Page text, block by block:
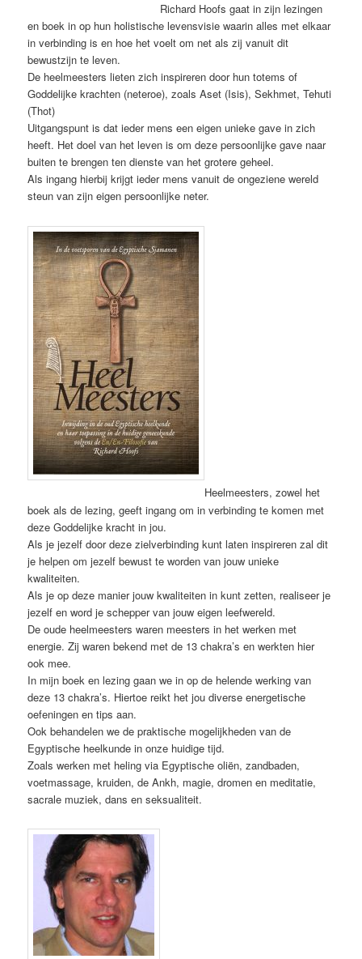
Richard Hoofs gaat in zijn lezingen
en boek in op hun holistische levensvisie waarin alles met elkaar
in verbinding is en hoe het voelt om net als zij vanuit dit
bewustzijn te leven.
De heelmeesters lieten zich inspireren door hun totems of
Goddelijke krachten (neteroe), zoals Aset (Isis), Sekhmet, Tehuti
(Thot)
Uitgangspunt is dat ieder mens een eigen unieke gave in zich
heeft. Het doel van het leven is om deze persoonlijke gave naar
buiten te brengen ten dienste van het grotere geheel.
Als ingang hierbij krijgt ieder mens vanuit de ongeziene wereld
steun van zijn eigen persoonlijke neter.
Heelmeesters, zowel het
boek als de lezing, geeft ingang om in verbinding te komen met
deze Goddelijke kracht in jou.
Als je jezelf door deze zielverbinding kunt laten inspireren zal dit
je helpen om jezelf bewust te worden van jouw unieke
kwaliteiten.
Als je op deze manier jouw kwaliteiten in kunt zetten, realiseer je
jezelf en word je schepper van jouw eigen leefwereld.
De oude heelmeesters waren meesters in het werken met
energie. Zij waren bekend met de 13 chakra’s en werkten hier
ook mee.
In mijn boek en lezing gaan we in op de helende werking van
deze 13 chakra’s. Hiertoe reikt het jou diverse energetische
oefeningen en tips aan.
Ook behandelen we de praktische mogelijkheden van de
Egyptische heelkunde in onze huidige tijd.
Zoals werken met heling via Egyptische oliën, zandbaden,
voetmassage, kruiden, de Ankh, magie, dromen en meditatie,
sacrale muziek, dans en seksualiteit.